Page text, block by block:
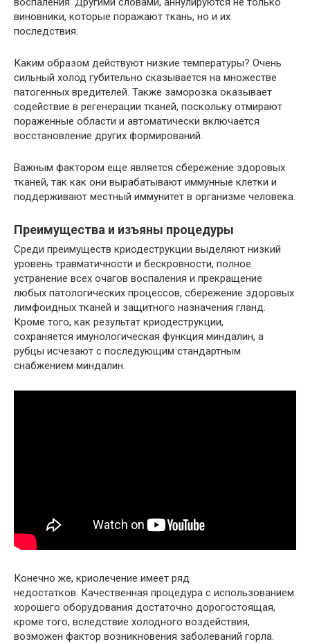
виновники, которые поражают ткань, но и их
последствия.
Каким образом действуют низкие температуры? Очень
сильный холод губительно сказывается на множестве
патогенных вредителей. Также заморозка оказывает
содействие в регенерации тканей, поскольку отмирают
пораженные области и автоматически включается
восстановление других формирований.
Важным фактором еще является сбережение здоровых
тканей, так как они вырабатывают иммунные клетки и
поддерживают местный иммунитет в организме человека.
Преимущества и изъяны процедуры
Среди преимуществ криодеструкции выделяют низкий
уровень травматичности и бескровности, полное
устранение всех очагов воспаления и прекращение
любых патологических процессов, сбережение здоровых
лимфоидных тканей и защитного назначения гланд.
Кроме того, как результат криодеструкции,
сохраняется имунологическая функция миндалин, а
рубцы исчезают с последующим стандартным
снабжением миндалин.
Конечно же, криолечение имеет ряд
недостатков. Качественная процедура с использованием
хорошего оборудования достаточно дорогостоящая,
кроме того, вследствие холодного воздействия,
возможен фактор возникновения заболеваний горла.